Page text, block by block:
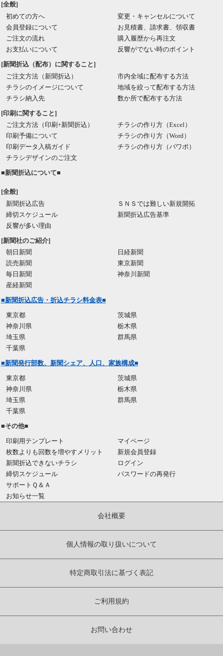
[全般]
初めての方へ
会員登録について
ご注文の流れ
お支払いについて
変更・キャンセルについて
お見積書、請求書、領収書
購入履歴から再注文
反響がでない時のポイント
[新聞折込（配布）に関すること]
ご注文方法（新聞折込）
チラシのイメージについて
チラシ納入先
市内全域に配布する方法
地域を絞って配布する方法
数か所で配布する方法
[印刷に関すること]
ご注文方法（印刷+新聞折込）
印刷予備について
印刷データ入稿ガイド
チラシデザインのご注文
チラシの作り方（Excel）
チラシの作り方（Word）
チラシの作り方（パワポ）
■新聞折込について■
[全般]
新聞折込広告
締切スケジュール
反響が多い理由
ＳＮＳでは難しい新規開拓
新聞折込広告基準
[新聞社のご紹介]
朝日新聞
読売新聞
毎日新聞
産経新聞
日経新聞
東京新聞
神奈川新聞
■新聞折込広告・折込チラシ料金表■
東京都
神奈川県
埼玉県
千葉県
茨城県
栃木県
群馬県
■新聞発行部数、新聞シェア、人口、家族構成■
東京都
神奈川県
埼玉県
千葉県
茨城県
栃木県
群馬県
■その他■
印刷用テンプレート
枚数よりも回数を増やすメリット
新聞折込できないチラシ
締切スケジュール
サポートＱ＆Ａ
お知らせ一覧
マイページ
新規会員登録
ログイン
パスワードの再発行
会社概要
個人情報の取り扱いについて
特定商取引法に基づく表記
ご利用規約
お問い合わせ